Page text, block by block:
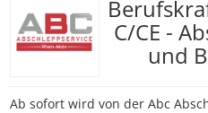
C/CE -
und
Ab sofort wird von der Abc